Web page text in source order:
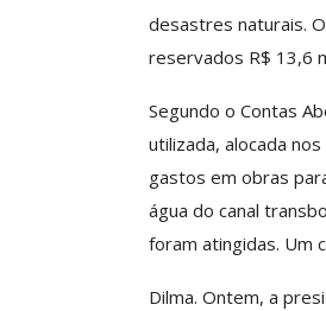
desastres naturais.
reservados R$ 13,6
Segundo o Contas
utilizada, alocada
gastos em obras
água do canal
foram atingidas. Um
Dilma. Ontem, a